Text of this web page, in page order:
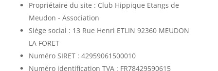
Propriétaire du site : Club Hippique Etangs de
Meudon - Association
Siège social : 13 Rue Henri ETLIN 92360 MEUDON
LA FORET
Numéro SIRET : 42959061500010
Numéro identification TVA : FR78429590615